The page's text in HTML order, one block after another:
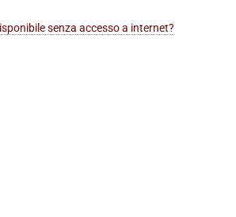
senza accesso a internet?